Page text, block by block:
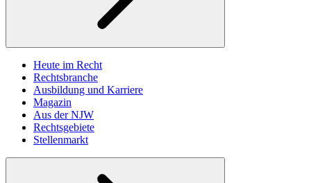
Heute im Recht
Rechtsbranche
Ausbildung und Karriere
Magazin
Aus der NJW
Rechtsgebiete
Stellenmarkt